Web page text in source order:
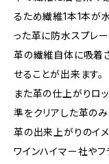
るため繊維1本1本が
った革に防水スプレ
革の繊維自体に吸着
せることが出来ます。
また革の仕上がりロ
準をクリアした革のみ
革の出来上がりのイ
ワインハイマー社や